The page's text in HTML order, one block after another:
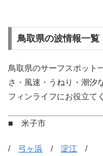
鳥取県の波情報一覧
鳥取県のサーフスポット
さ・風速・うねり・潮汐
フィンライフにお役立て
■ 米子市
/ 弓ヶ浜 / 淀江 /